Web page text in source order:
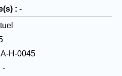
-
H-0045
-